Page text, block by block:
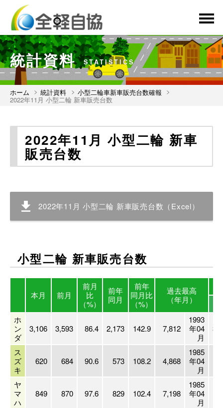
統計資料 STATISTICS
ホーム 統計資料 小型二輪車新車販売台数確報
2022年11月 小型二輪 新車販売台数
2022年11月 小型二輪 新車
販売台数
2022年11月 小型二輪 新車販売台数（Excel）
小型二輪 新車販売台数
本月 前月
前月
比
（%）
前年
同月
前年
同月比
（%）
過去最高
（年月）
ホ
ン
ダ
3,106 3,593 86.4 2,173 142.9 7,812
1993
年04
月
ス
ズ
キ
620 684 90.6 573 108.2 4,868
1985
年04
月
ヤ
マ
ハ
849 870 97.6 829 102.4 7,198
1985
年04
月